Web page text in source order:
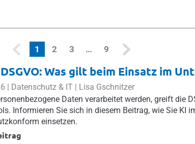
1 (current)
2 3 … 9
Was gilt beim Einsatz im
| Datenschutz & IT |
Lisa Gschnitzer
Daten verarbeitet werden, greift die
Informieren Sie sich in diesem Beitrag, wie Sie KI
einsetzen.